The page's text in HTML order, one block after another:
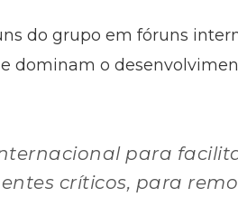
do grupo em fóruns
dominam o
para
críticos, para